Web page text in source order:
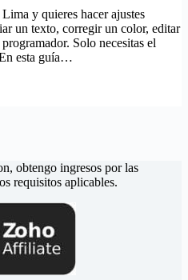
y quieres hacer ajustes
un texto, corregir un color, editar
Solo necesitas el
esta guía…
obtengo ingresos por las
requisitos aplicables.